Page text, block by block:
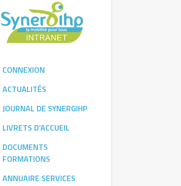
CONNEXION
ACTUALITÉS
JOURNAL DE SYNERGIHP
LIVRETS D’ACCUEIL
DOCUMENTS
FORMATIONS
ANNUAIRE SERVICES